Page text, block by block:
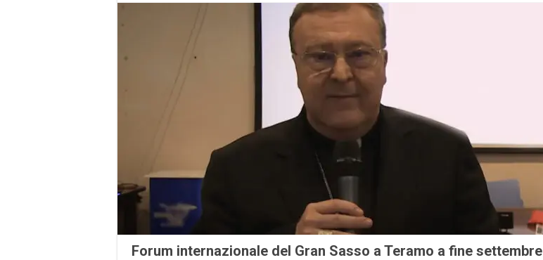
Forum internazionale del Gran Sasso a Teramo a fine settembre